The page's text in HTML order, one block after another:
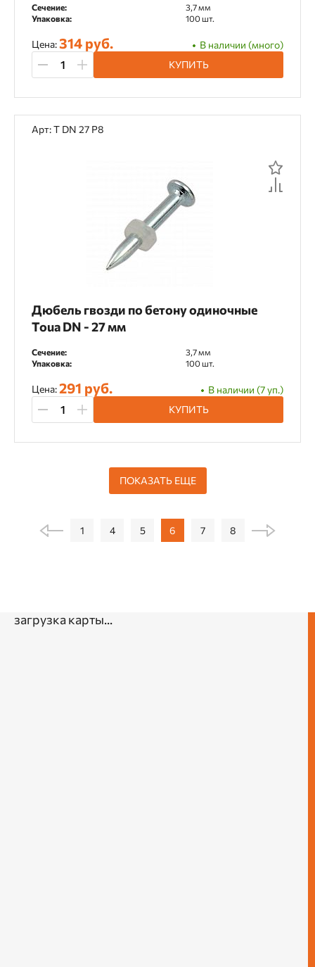
Сечение:
3,7 мм
Упаковка:
100 шт.
Цена:314 руб.
В наличии (много)
КУПИТЬ
Арт: T DN 27 Р8
Дюбель гвозди по бетону одиночные
Toua DN - 27 мм
Сечение:
3,7 мм
Упаковка:
100 шт.
Цена:291 руб.
В наличии (7 уп.)
КУПИТЬ
ПОКАЗАТЬ ЕЩЕ
1 4 5 6 7 8
загрузка карты...